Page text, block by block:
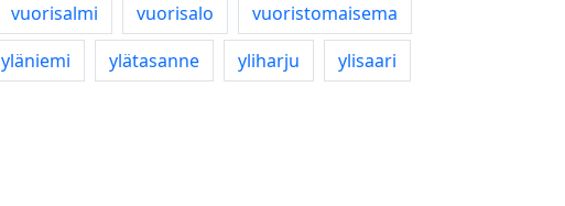
vuorisalmi vuorisalo
vuoristomaisema
yläniemi ylätasanne yliharju
ylisaari